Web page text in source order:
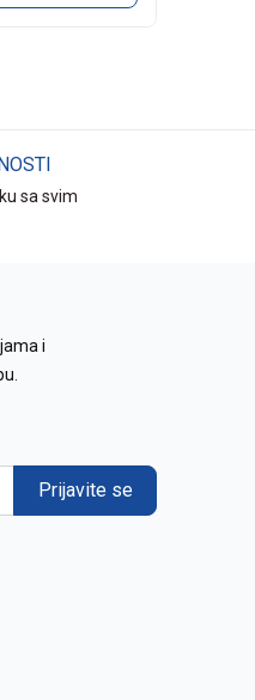
sa svim
i
Prijavite se